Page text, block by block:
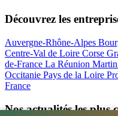
Découvrez les
Auvergne-Rhône-Alpes
Centre-Val de Loire Corse
de-France La Réunion
Occitanie Pays de la Loire
France
Nos actualités les plus